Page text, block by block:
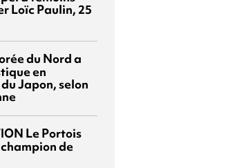
Loïc Paulin, 25
du Nord a
en
Japon, selon
Le Portois
de